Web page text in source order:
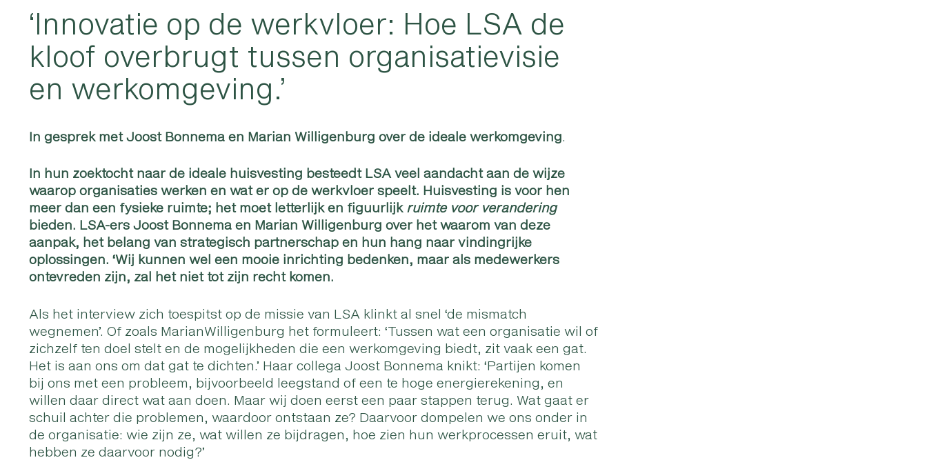
‘Innovatie op de werkvloer: Hoe LSA de
kloof overbrugt tussen organisatievisie
en werkomgeving.’
In gesprek met Joost Bonnema en Marian Willigenburg over de ideale werkomgeving
In hun zoektocht naar de ideale huisvesting besteedt LSA veel aandacht aan de wijze
waarop organisaties werken en wat er op de werkvloer speelt. Huisvesting is voor hen
meer dan een fysieke ruimte; het moet letterlijk en figuurlijk ruimte voor verandering
bieden. LSA-ers Joost Bonnema en Marian Willigenburg over het waarom van deze
aanpak, het belang van strategisch partnerschap en hun hang naar vindingrijke
oplossingen. ‘Wij kunnen wel een mooie inrichting bedenken, maar als medewerkers
ontevreden zijn, zal het niet tot zijn recht komen.
Als het interview zich toespitst op de missie van LSA klinkt al snel ‘de mismatch
wegnemen’. Of zoals MarianWilligenburg het formuleert: ‘Tussen wat een organisatie wil of
zichzelf ten doel stelt en de mogelijkheden die een werkomgeving biedt, zit vaak een gat.
Het is aan ons om dat gat te dichten.’ Haar collega Joost Bonnema knikt: ‘Partijen komen
bij ons met een probleem, bijvoorbeeld leegstand of een te hoge energierekening, en
willen daar direct wat aan doen. Maar wij doen eerst een paar stappen terug. Wat gaat er
schuil achter die problemen, waardoor ontstaan ze? Daarvoor dompelen we ons onder in
de organisatie: wie zijn ze, wat willen ze bijdragen, hoe zien hun werkprocessen eruit, wat
hebben ze daarvoor nodig?’